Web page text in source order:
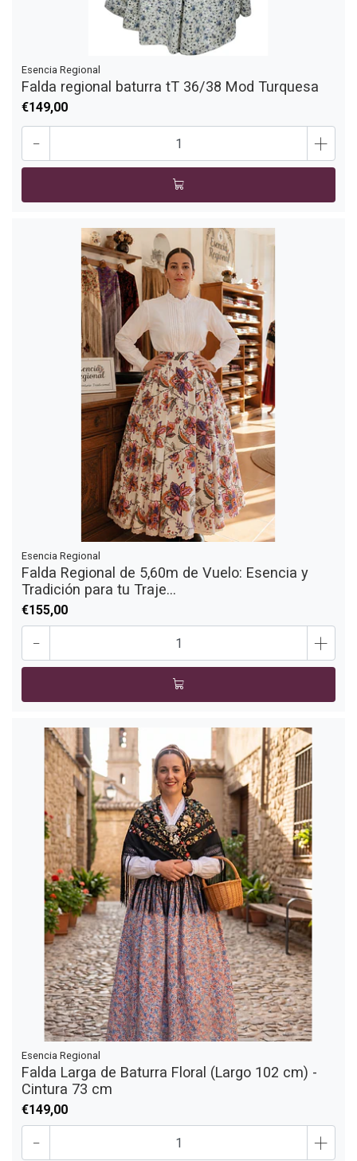
Esencia Regional
Falda regional baturra tT 36/38 Mod Turquesa
€149,00
- +
Esencia Regional
Falda Regional de 5,60m de Vuelo: Esencia y
Tradición para tu Traje...
€155,00
- +
Esencia Regional
Falda Larga de Baturra Floral (Largo 102 cm) -
Cintura 73 cm
€149,00
- +